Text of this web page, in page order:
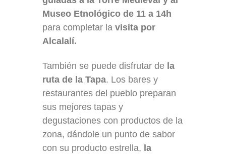
Museo Etnológico de 11 a 14h
para completar la visita por
Alcalalí.
También se puede disfrutar de la
ruta de la Tapa. Los bares y
restaurantes del pueblo preparan
sus mejores tapas y
degustaciones con productos de la
zona, dándole un punto de sabor
con su producto estrella, la